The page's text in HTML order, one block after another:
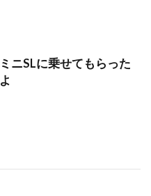
ミニSLに乗せてもらった
よ